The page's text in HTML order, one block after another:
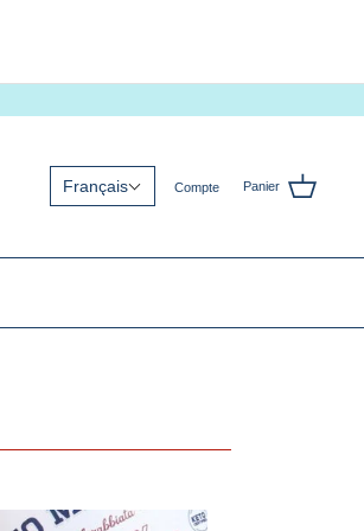
Français Compte Panier